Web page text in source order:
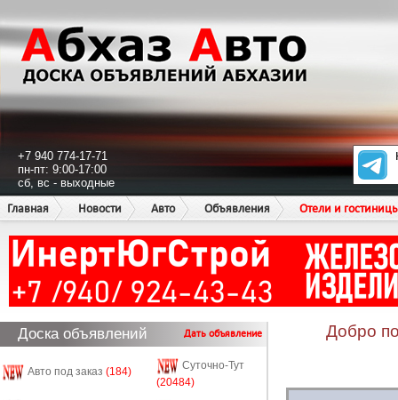
+7 940 774-17-71
пн-пт: 9:00-17:00
сб, вс - выходные
Главная
Новости Авто Объявления Отели и
Доска объявлений Дать объявление
Авто под заказ (184)
Суточно-Тут
(20484)
Добро